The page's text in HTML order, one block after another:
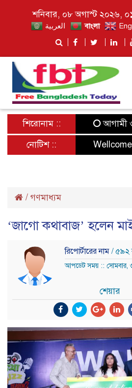
শনিবার, ০৮ অগাস্ট ২০২৬,
العربية বাংলা
শিরোনাম ::
আগামী ৩
নোটিশ ::
Wellcome to
/ গণমাধ্যম
‘জাগো কথাবাজ’ হলেন
রিপোর্টারের নাম / ৫৯২
আপডেট সময় :: সোমবার,
শেয়ার